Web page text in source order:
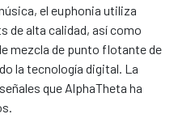
el euphonia utiliza
de alta calidad, así como
mezcla de punto flotante de
la tecnología digital. La
que AlphaTheta ha